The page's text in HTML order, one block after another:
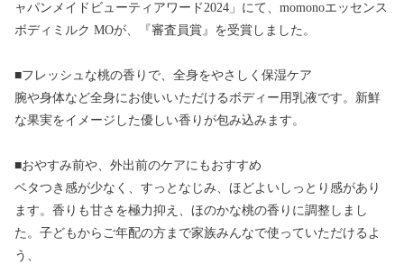
ャパンメイドビューティアワード2024」にて、momonoエッセンス
ボディミルク MOが、『審査員賞』を受賞しました。
■フレッシュな桃の香りで、全身をやさしく保湿ケア
腕や身体など全身にお使いいただけるボディー用乳液です。新鮮
な果実をイメージした優しい香りが包み込みます。
■おやすみ前や、外出前のケアにもおすすめ
ベタつき感が少なく、すっとなじみ、ほどよいしっとり感があり
ます。香りも甘さを極力抑え、ほのかな桃の香りに調整しまし
た。子どもからご年配の方まで家族みんなで使っていただけるよ
う、